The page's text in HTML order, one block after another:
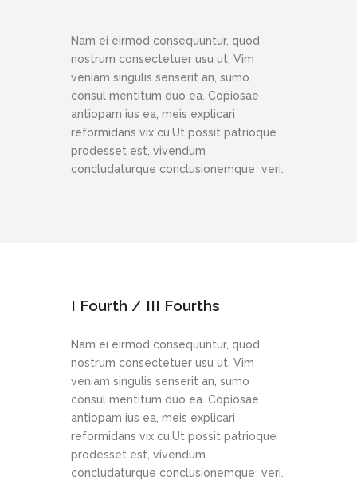
Nam ei eirmod consequuntur, quod
nostrum consectetuer usu ut. Vim
veniam singulis senserit an, sumo
consul mentitum duo ea. Copiosae
antiopam ius ea, meis explicari
reformidans vix cu.Ut possit patrioque
prodesset est, vivendum
concludaturque conclusionemque veri.
I Fourth / III Fourths
Nam ei eirmod consequuntur, quod
nostrum consectetuer usu ut. Vim
veniam singulis senserit an, sumo
consul mentitum duo ea. Copiosae
antiopam ius ea, meis explicari
reformidans vix cu.Ut possit patrioque
prodesset est, vivendum
concludaturque conclusionemque veri.